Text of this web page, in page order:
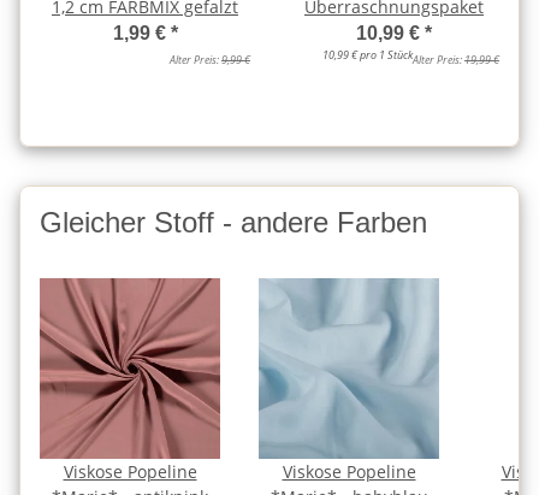
1,2 cm FARBMIX gefalzt
1,99 € *
Alter Preis:9,99 €
Überraschnungspaket
10,99 € *
10,99 € pro 1 StückAlter Preis:19,99 €
Gleicher Stoff - andere Farben
Viskose Popeline
Viskose Popeline